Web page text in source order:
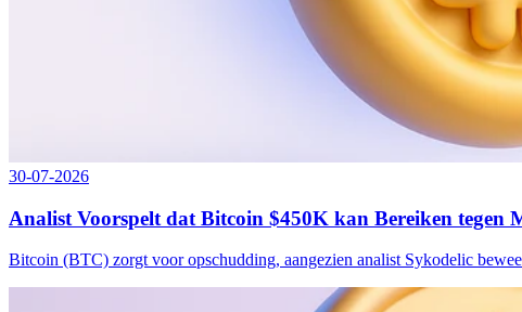
30-07-2026
Analist Voorspelt dat Bitcoin $450K kan Bereiken tegen
Bitcoin (BTC) zorgt voor opschudding, aangezien analist Sykodelic